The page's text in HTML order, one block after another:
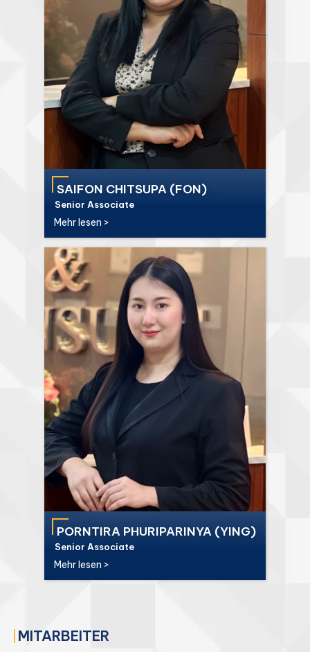
SAIFON CHITSUPA (FON)
Senior Associate
Mehr lesen >
PORNTIRA PHURIPARINYA (YING)
Senior Associate
Mehr lesen >
MITARBEITER